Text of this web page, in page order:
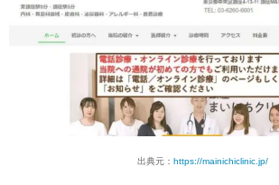
出典元： https://mainichiclinic.jp/